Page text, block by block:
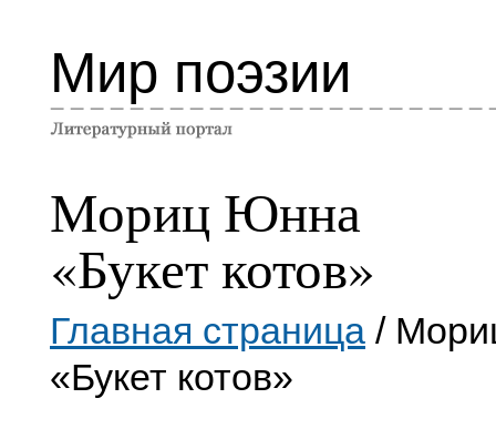
Мир поэзии
Мориц Юнна
«Букет котов»
Главная страница /
«Букет котов»